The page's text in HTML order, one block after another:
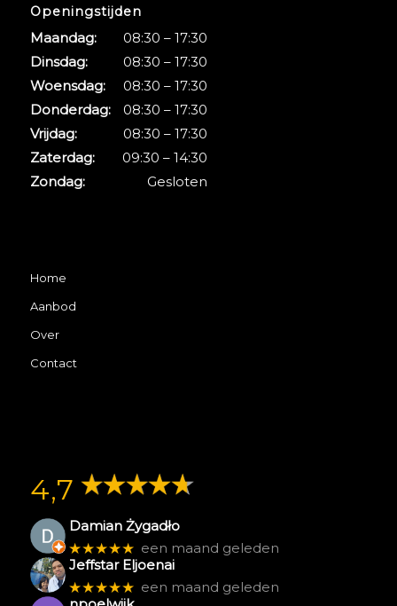
Openingstijden
Maandag:
08:30 – 17:30
Dinsdag:
08:30 – 17:30
Woensdag:
08:30 – 17:30
Donderdag:
08:30 – 17:30
Vrijdag:
08:30 – 17:30
Zaterdag:
09:30 – 14:30
Zondag:
Gesloten
Home
Aanbod
Over
Contact
4,7
Damian Żygadło
★★★★★ een maand geleden
Jeffstar Eljoenai
★★★★★ een maand geleden